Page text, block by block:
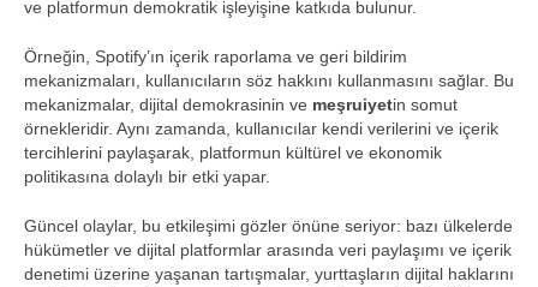
ve platformun demokratik işleyişine katkıda bulunur.
Örneğin, Spotify’ın içerik raporlama ve geri bildirim
mekanizmaları, kullanıcıların söz hakkını kullanmasını sağlar. Bu
mekanizmalar, dijital demokrasinin ve meşruiyetin somut
örnekleridir. Aynı zamanda, kullanıcılar kendi verilerini ve içerik
tercihlerini paylaşarak, platformun kültürel ve ekonomik
politikasına dolaylı bir etki yapar.
Güncel olaylar, bu etkileşimi gözler önüne seriyor: bazı ülkelerde
hükümetler ve dijital platformlar arasında veri paylaşımı ve içerik
denetimi üzerine yaşanan tartışmalar, yurttaşların dijital haklarını